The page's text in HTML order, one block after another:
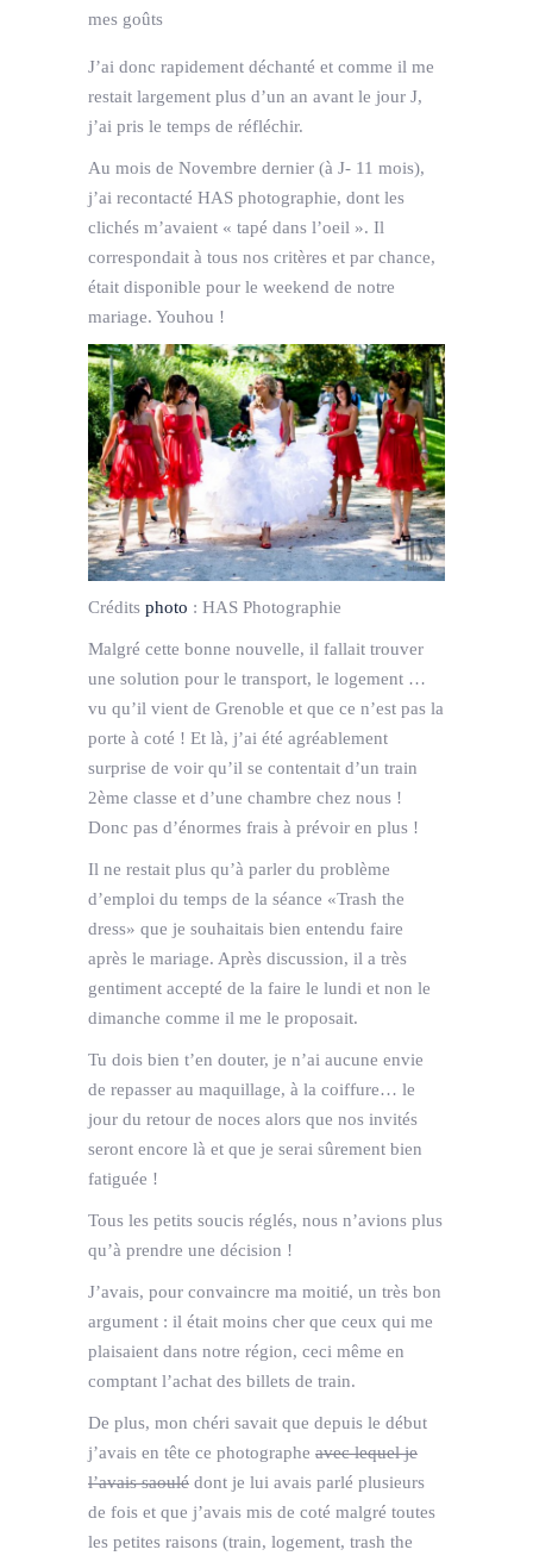
mes goûts
J’ai donc rapidement déchanté et comme il me
restait largement plus d’un an avant le jour J,
j’ai pris le temps de réfléchir.
Au mois de Novembre dernier (à J- 11 mois),
j’ai recontacté HAS photographie, dont les
clichés m’avaient « tapé dans l’oeil ». Il
correspondait à tous nos critères et par chance,
était disponible pour le weekend de notre
mariage. Youhou !
Crédits photo : HAS Photographie
Malgré cette bonne nouvelle, il fallait trouver
une solution pour le transport, le logement …
vu qu’il vient de Grenoble et que ce n’est pas la
porte à coté ! Et là, j’ai été agréablement
surprise de voir qu’il se contentait d’un train
2ème classe et d’une chambre chez nous !
Donc pas d’énormes frais à prévoir en plus !
Il ne restait plus qu’à parler du problème
d’emploi du temps de la séance «Trash the
dress» que je souhaitais bien entendu faire
après le mariage. Après discussion, il a très
gentiment accepté de la faire le lundi et non le
dimanche comme il me le proposait.
Tu dois bien t’en douter, je n’ai aucune envie
de repasser au maquillage, à la coiffure… le
jour du retour de noces alors que nos invités
seront encore là et que je serai sûrement bien
fatiguée !
Tous les petits soucis réglés, nous n’avions plus
qu’à prendre une décision !
J’avais, pour convaincre ma moitié, un très bon
argument : il était moins cher que ceux qui me
plaisaient dans notre région, ceci même en
comptant l’achat des billets de train.
De plus, mon chéri savait que depuis le début
j’avais en tête ce photographe avec lequel je
l’avais saoulé dont je lui avais parlé plusieurs
de fois et que j’avais mis de coté malgré toutes
les petites raisons (train, logement, trash the